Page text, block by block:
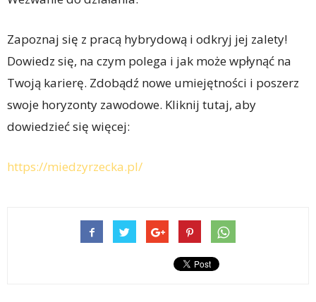
Zapoznaj się z pracą hybrydową i odkryj jej zalety!
Dowiedz się, na czym polega i jak może wpłynąć na
Twoją karierę. Zdobądź nowe umiejętności i poszerz
swoje horyzonty zawodowe. Kliknij tutaj, aby
dowiedzieć się więcej:
https://miedzyrzecka.pl/